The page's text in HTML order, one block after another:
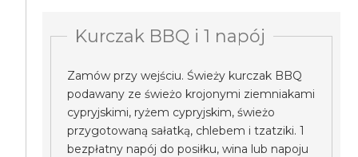
Kurczak BBQ i 1 napój
Zamów przy wejściu. Świeży kurczak BBQ
podawany ze świeżo krojonymi ziemniakami
cypryjskimi, ryżem cypryjskim, świeżo
przygotowaną sałatką, chlebem i tzatziki. 1
bezpłatny napój do posiłku, wina lub napoju